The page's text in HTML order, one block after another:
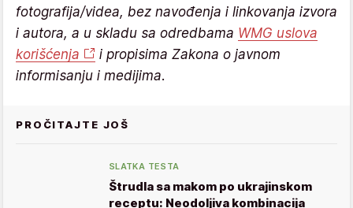
fotografija/videa, bez navođenja i linkovanja izvora
i autora, a u skladu sa odredbama WMG uslova
korišćenja
i propisima Zakona o javnom
informisanju i medijima.
PROČITAJTE JOŠ
SLATKA TESTA
Štrudla sa makom po ukrajinskom
receptu: Neodoljiva kombinacija